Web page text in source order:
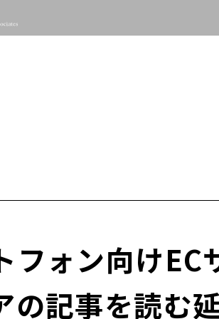
フォン向け
の記事を読む